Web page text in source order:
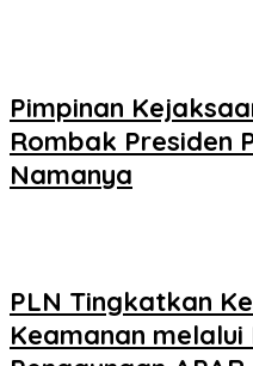
Pimpinan
Rombak Presiden
Namanya
PLN Tingkatkan
Keamanan melalui